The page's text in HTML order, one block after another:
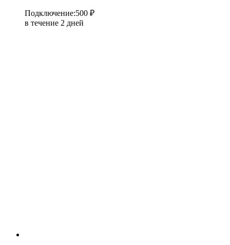
Подключение:500 ₽
в течение 2 дней